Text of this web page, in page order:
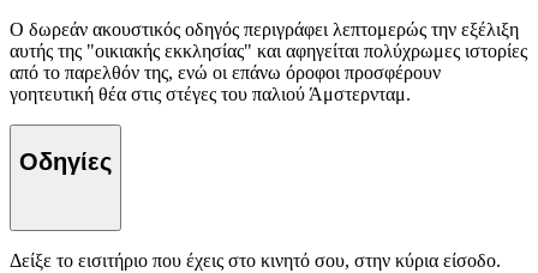
Ο δωρεάν ακουστικός οδηγός περιγράφει λεπτομερώς την εξέλιξη
αυτής της "οικιακής εκκλησίας" και αφηγείται πολύχρωμες ιστορίες
από το παρελθόν της, ενώ οι επάνω όροφοι προσφέρουν
γοητευτική θέα στις στέγες του παλιού Άμστερνταμ.
Οδηγίες
Δείξε το εισιτήριο που έχεις στο κινητό σου, στην κύρια είσοδο.